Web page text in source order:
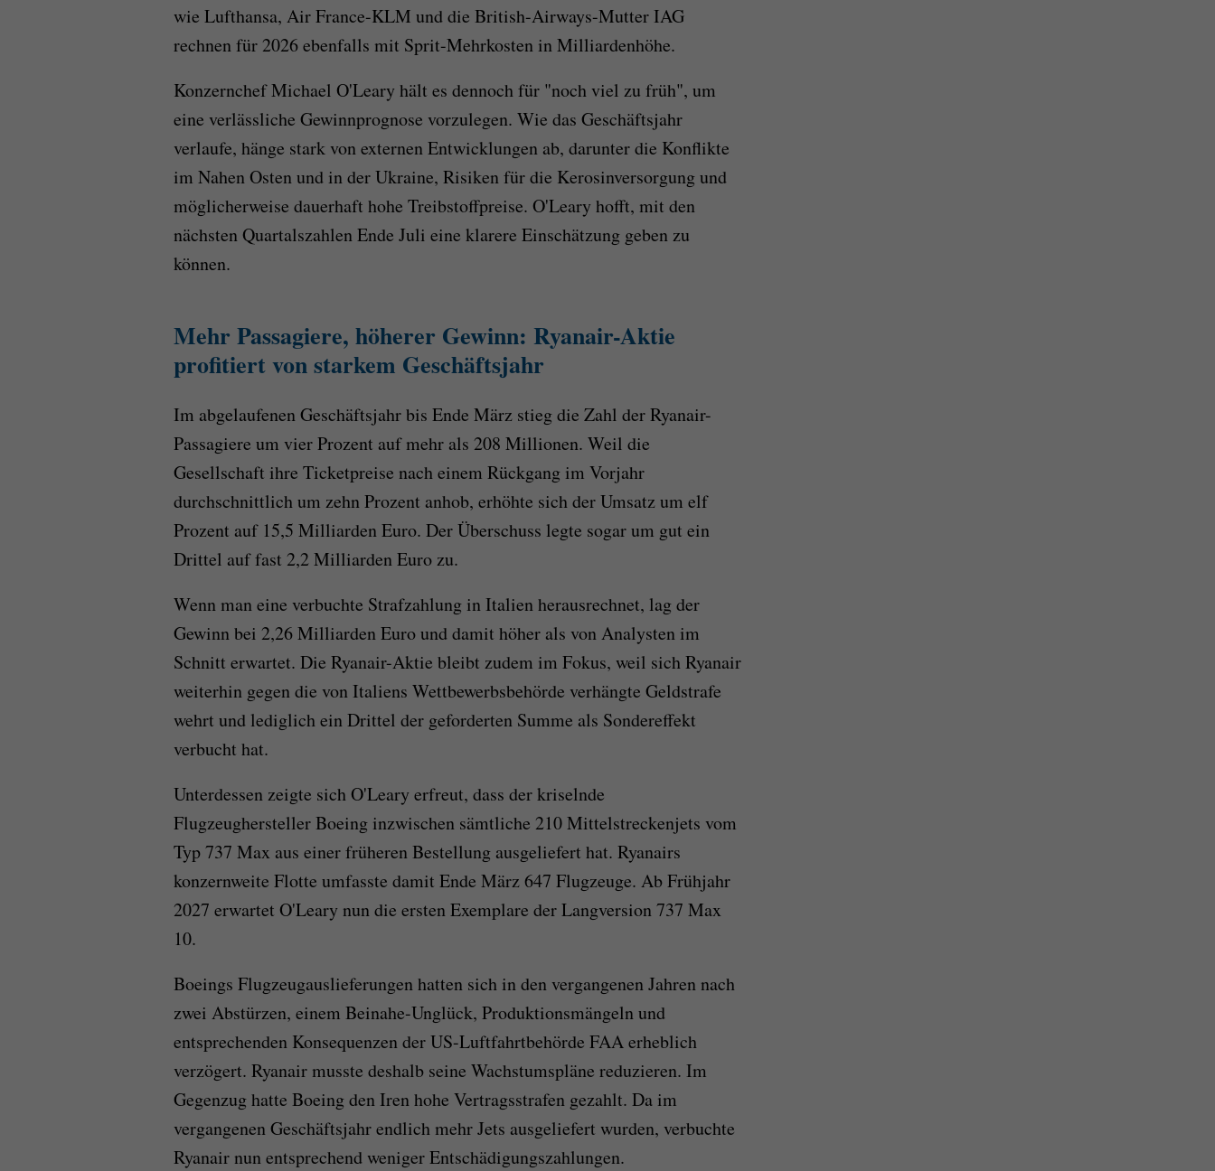
wie Lufthansa, Air France-KLM und die British-Airways-Mutter IAG
rechnen für 2026 ebenfalls mit Sprit-Mehrkosten in Milliardenhöhe.
Konzernchef Michael O'Leary hält es dennoch für "noch viel zu früh", um
eine verlässliche Gewinnprognose vorzulegen. Wie das Geschäftsjahr
verlaufe, hänge stark von externen Entwicklungen ab, darunter die Konflikte
im Nahen Osten und in der Ukraine, Risiken für die Kerosinversorgung und
möglicherweise dauerhaft hohe Treibstoffpreise. O'Leary hofft, mit den
nächsten Quartalszahlen Ende Juli eine klarere Einschätzung geben zu
können.
Mehr Passagiere, höherer Gewinn: Ryanair-Aktie
profitiert von starkem Geschäftsjahr
Im abgelaufenen Geschäftsjahr bis Ende März stieg die Zahl der Ryanair-
Passagiere um vier Prozent auf mehr als 208 Millionen. Weil die
Gesellschaft ihre Ticketpreise nach einem Rückgang im Vorjahr
durchschnittlich um zehn Prozent anhob, erhöhte sich der Umsatz um elf
Prozent auf 15,5 Milliarden Euro. Der Überschuss legte sogar um gut ein
Drittel auf fast 2,2 Milliarden Euro zu.
Wenn man eine verbuchte Strafzahlung in Italien herausrechnet, lag der
Gewinn bei 2,26 Milliarden Euro und damit höher als von Analysten im
Schnitt erwartet. Die Ryanair-Aktie bleibt zudem im Fokus, weil sich Ryanair
weiterhin gegen die von Italiens Wettbewerbsbehörde verhängte Geldstrafe
wehrt und lediglich ein Drittel der geforderten Summe als Sondereffekt
verbucht hat.
Unterdessen zeigte sich O'Leary erfreut, dass der kriselnde
Flugzeughersteller Boeing inzwischen sämtliche 210 Mittelstreckenjets vom
Typ 737 Max aus einer früheren Bestellung ausgeliefert hat. Ryanairs
konzernweite Flotte umfasste damit Ende März 647 Flugzeuge. Ab Frühjahr
2027 erwartet O'Leary nun die ersten Exemplare der Langversion 737 Max
10.
Boeings Flugzeugauslieferungen hatten sich in den vergangenen Jahren nach
zwei Abstürzen, einem Beinahe-Unglück, Produktionsmängeln und
entsprechenden Konsequenzen der US-Luftfahrtbehörde FAA erheblich
verzögert. Ryanair musste deshalb seine Wachstumspläne reduzieren. Im
Gegenzug hatte Boeing den Iren hohe Vertragsstrafen gezahlt. Da im
vergangenen Geschäftsjahr endlich mehr Jets ausgeliefert wurden, verbuchte
Ryanair nun entsprechend weniger Entschädigungszahlungen.